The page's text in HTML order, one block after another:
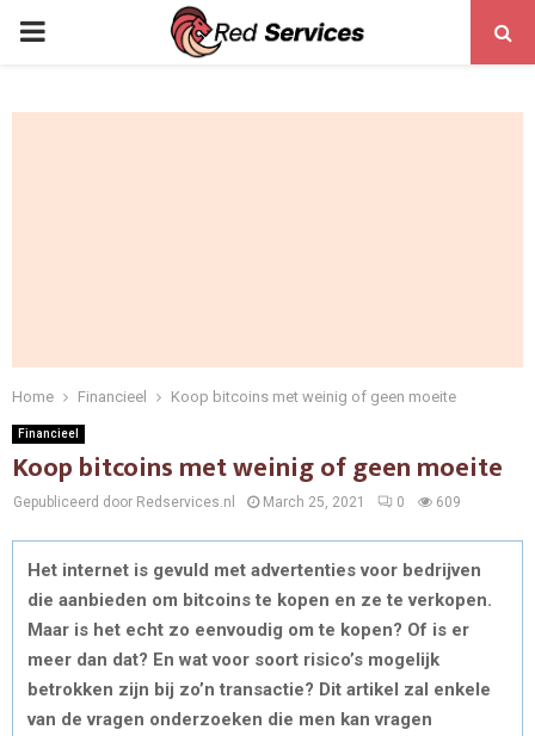
PRIMARY
Home Financieel Koop bitcoins met weinig of geen moeite
Financieel
Koop bitcoins met weinig of geen moeite
Gepubliceerd door Redservices.nl March 25, 2021 0 609
Het internet is gevuld met advertenties voor bedrijven
die aanbieden om bitcoins te kopen en ze te verkopen.
Maar is het echt zo eenvoudig om te kopen? Of is er
meer dan dat? En wat voor soort risico’s mogelijk
betrokken zijn bij zo’n transactie? Dit artikel zal enkele
van de vragen onderzoeken die men kan vragen